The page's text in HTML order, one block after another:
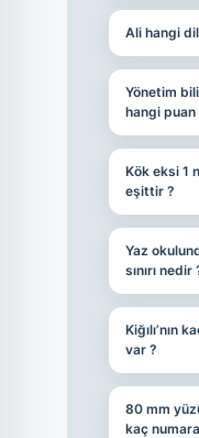
Ali hangi
Yönetim
hangi puan
Kök eksi 1
eşittir ?
Yaz
sınırı nedir
Kiğılı’nın
var ?
80 mm
kaç